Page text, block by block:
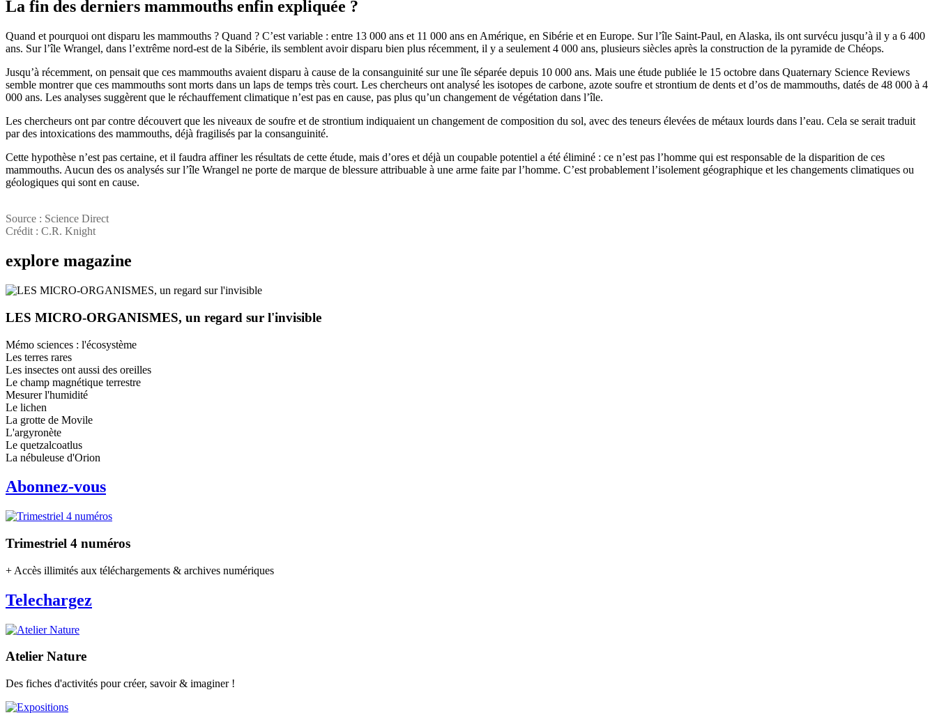
La fin des derniers mammouths enfin expliquée ?
Quand et pourquoi ont disparu les mammouths ? Quand ? C’est variable : entre 13 000 ans et 11 000 ans en Amérique, en Sibérie et en Europe. Sur l’île Saint-Paul, en Alaska, ils ont survécu jusqu’à il y a 6 400
ans. Sur l’île Wrangel, dans l’extrême nord-est de la Sibérie, ils semblent avoir disparu bien plus récemment, il y a seulement 4 000 ans, plusieurs siècles après la construction de la pyramide de Chéops.
Jusqu’à récemment, on pensait que ces mammouths avaient disparu à cause de la consanguinité sur une île séparée depuis 10 000 ans. Mais une étude publiée le 15 octobre dans Quaternary Science Reviews
semble montrer que ces mammouths sont morts dans un laps de temps très court. Les chercheurs ont analysé les isotopes de carbone, azote soufre et strontium de dents et d’os de mammouths, datés de 48 000 à 4
000 ans. Les analyses suggèrent que le réchauffement climatique n’est pas en cause, pas plus qu’un changement de végétation dans l’île.
Les chercheurs ont par contre découvert que les niveaux de soufre et de strontium indiquaient un changement de composition du sol, avec des teneurs élevées de métaux lourds dans l’eau. Cela se serait traduit
par des intoxications des mammouths, déjà fragilisés par la consanguinité.
Cette hypothèse n’est pas certaine, et il faudra affiner les résultats de cette étude, mais d’ores et déjà un coupable potentiel a été éliminé : ce n’est pas l’homme qui est responsable de la disparition de ces
mammouths. Aucun des os analysés sur l’île Wrangel ne porte de marque de blessure attribuable à une arme faite par l’homme. C’est probablement l’isolement géographique et les changements climatiques ou
géologiques qui sont en cause.
Source : Science Direct
Crédit : C.R. Knight
explore magazine
LES MICRO-ORGANISMES, un regard sur l'invisible
Mémo sciences : l'écosystème
Les terres rares
Les insectes ont aussi des oreilles
Le champ magnétique terrestre
Mesurer l'humidité
Le lichen
La grotte de Movile
L'argyronète
Le quetzalcoatlus
La nébuleuse d'Orion
Abonnez-vous
Trimestriel 4 numéros
+ Accès illimités aux téléchargements & archives numériques
Telechargez
Atelier Nature
Des fiches d'activités pour créer, savoir & imaginer !